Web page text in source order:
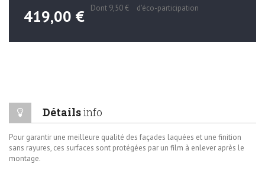
419,00 € Dont 9,50 € d'éco-participation
Détailsinfo
Pour garantir une meilleure qualité des façades laquées et une finition
sans rayures, ces surfaces sont protégées par un film à enlever après le
montage.